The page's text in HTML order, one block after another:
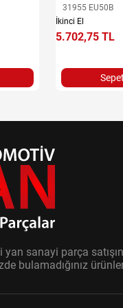
31955 EU50B
İkinci El
5.702,75 TL
sanayi parça
bulamadığınız